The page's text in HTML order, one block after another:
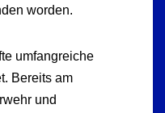
worden.
umfangreiche
Bereits am
und